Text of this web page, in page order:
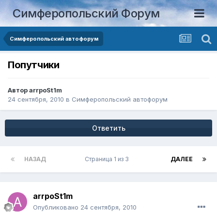
Симферопольский Форум
Симферопольский автофорум
Попутчики
АвторarrpoSt1m
24 сентября, 2010 в Симферопольский автофорум
Ответить
НАЗАД ДАЛЕЕ
Страница 1 из 3
arrpoSt1m
Опубликовано 24 сентября, 2010